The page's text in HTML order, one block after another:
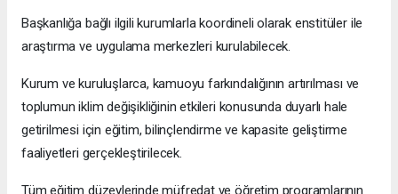
Başkanlığa bağlı ilgili kurumlarla koordineli olarak enstitüler ile
araştırma ve uygulama merkezleri kurulabilecek.
Kurum ve kuruluşlarca, kamuoyu farkındalığının artırılması ve
toplumun iklim değişikliğinin etkileri konusunda duyarlı hale
getirilmesi için eğitim, bilinçlendirme ve kapasite geliştirme
faaliyetleri gerçekleştirilecek.
Tüm eğitim düzeylerinde müfredat ve öğretim programlarının